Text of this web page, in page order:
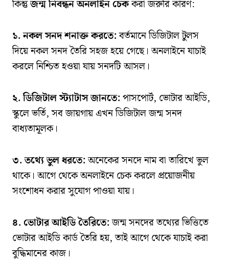
কিন্তুজন্ম নিবন্ধন অনলাইন চেককরা জরুরি কারণ:
১. নকল সনদ শনাক্ত করতে:বর্তমানে ডিজিটাল টুলস
দিয়ে নকল সনদ তৈরি সহজ হয়ে গেছে। অনলাইনে যাচাই
করলে নিশ্চিত হওয়া যায় সনদটি আসল।
২. ডিজিটাল স্ট্যাটাস জানতে:পাসপোর্ট, ভোটার আইডি,
স্কুলে ভর্তি, সব জায়গায় এখন ডিজিটাল জন্ম সনদ
বাধ্যতামূলক।
৩. তথ্যে ভুল ধরতে:অনেকের সনদে নাম বা তারিখে ভুল
থাকে। আগে থেকে অনলাইনে চেক করলে প্রয়োজনীয়
সংশোধন করার সুযোগ পাওয়া যায়।
৪. ভোটার আইডি তৈরিতে:জন্ম সনদের তথ্যের ভিত্তিতে
ভোটার আইডি কার্ড তৈরি হয়, তাই আগে থেকে যাচাই করা
বুদ্ধিমানের কাজ।